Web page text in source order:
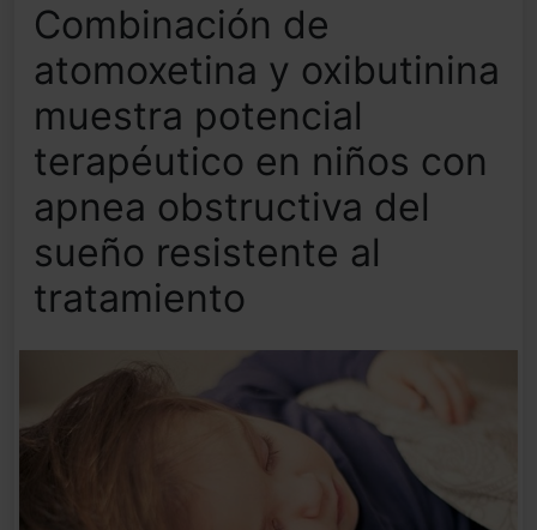
Combinación de
atomoxetina y oxibutinina
muestra potencial
terapéutico en niños con
apnea obstructiva del
sueño resistente al
tratamiento